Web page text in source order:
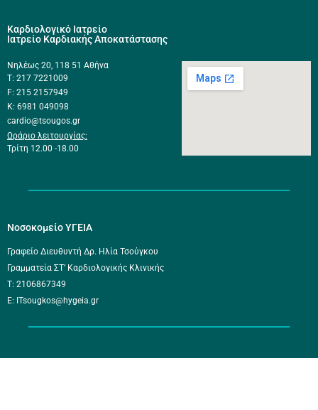
Καρδιολογικό Ιατρείο
Ιατρείο Καρδιακής Αποκατάστασης
Νηλέως 20, 118 51 Αθήνα
Τ: 217 7221009
F: 215 2157949
K: 6981 049098
cardio@tsougos.gr
Ωράριο λειτουργίας:
Τρίτη 12.00 -18.00
Νοσοκομείο ΥΓΕΙΑ
Γραφείο Διευθυντή Δρ. Ηλία Τσούγκου
Γραμματεία ΣΤ’ Καρδιολογικής Κλινικής
Τ: 2106867349
E: ITsougkos@hygeia.gr